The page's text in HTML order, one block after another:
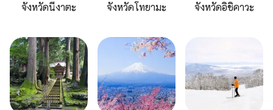
จังหวัดนีงาตะ จังหวัดโทยามะ จังหวัดอิชิคาวะ